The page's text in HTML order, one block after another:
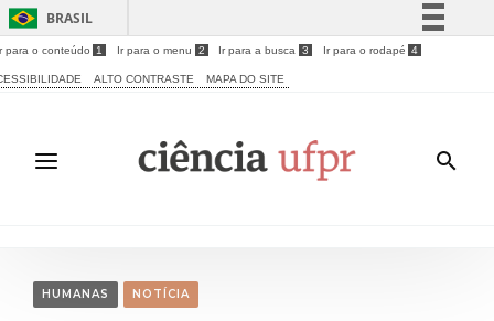
BRASIL
Simplifique!
Acesso à informação
Legislação
para o conteúdo 1 Ir para o menu 2 Ir para a busca 3 Ir para o rodapé 4
ALTO CONTRASTE MAPA DO SITE
HUMANAS NOTÍCIA